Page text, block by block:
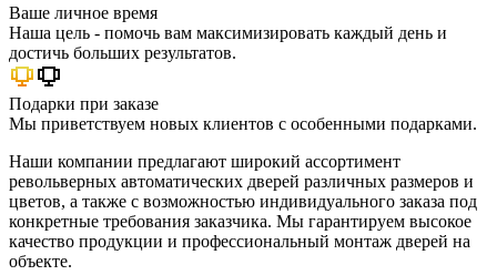
Ваше личное время
Наша цель - помочь вам максимизировать каждый день и
достичь больших результатов.
Подарки при заказе
Мы приветствуем новых клиентов с особенными подарками.
Наши компании предлагают широкий ассортимент
револьверных автоматических дверей различных размеров и
цветов, а также с возможностью индивидуального заказа под
конкретные требования заказчика. Мы гарантируем высокое
качество продукции и профессиональный монтаж дверей на
объекте.